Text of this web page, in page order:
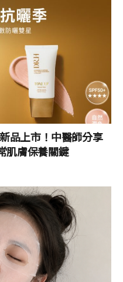
品上市！中醫師分享
肌膚保養關鍵